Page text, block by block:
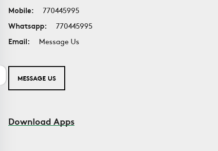
Mobile:
770445995
Whatsapp:
770445995
Email:
Message Us
MESSAGE US
Download Apps